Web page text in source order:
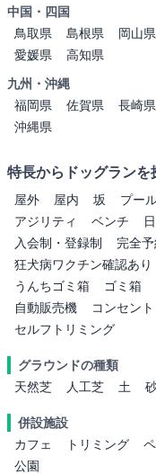
中国・四国
鳥取県
島根県 岡山県
愛媛県
高知県
九州・沖縄
福岡県
佐賀県 長崎県
沖縄県
特長からドッグランを
屋外 屋内 坂 プー
アジリティ
ベンチ
入会制・登録制
完全
狂犬病ワクチン確認あり
うんちゴミ箱
ゴミ箱
自動販売機
コンセント
セルフトリミング
グラウンドの種類
天然芝
人工芝 土
併設施設
カフェ
トリミング
公園